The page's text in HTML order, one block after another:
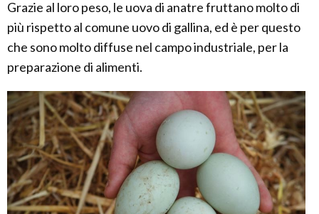
Grazie al loro peso, le uova di anatre fruttano molto di
più rispetto al comune uovo di gallina, ed è per questo
che sono molto diffuse nel campo industriale, per la
preparazione di alimenti.